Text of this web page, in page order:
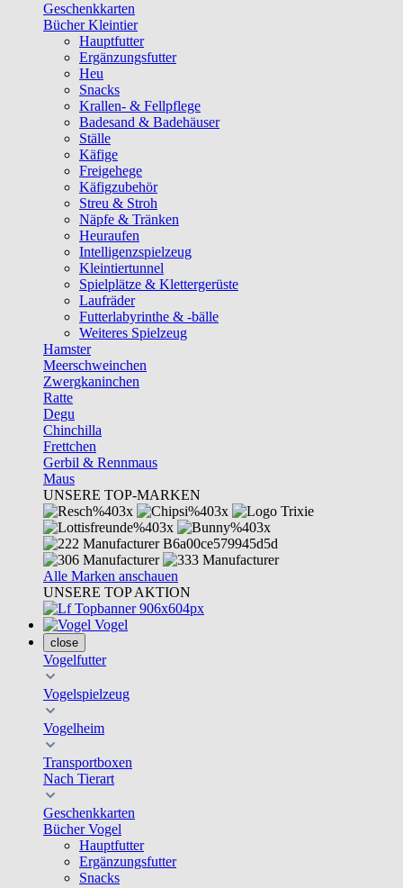
Geschenkkarten
Bücher Kleintier
Hauptfutter
Ergänzungsfutter
Heu
Snacks
Krallen- & Fellpflege
Badesand & Badehäuser
Ställe
Käfige
Freigehege
Käfigzubehör
Streu & Stroh
Näpfe & Tränken
Heuraufen
Intelligenzspielzeug
Kleintiertunnel
Spielplätze & Klettergerüste
Laufräder
Futterlabyrinthe & -bälle
Weiteres Spielzeug
Hamster
Meerschweinchen
Zwergkaninchen
Ratte
Degu
Chinchilla
Frettchen
Gerbil & Rennmaus
Maus
UNSERE TOP-MARKEN
Alle Marken anschauen
UNSERE TOP AKTION
Vogel
close
Vogelfutter
Vogelspielzeug
Vogelheim
Transportboxen
Nach Tierart
Geschenkkarten
Bücher Vogel
Hauptfutter
Ergänzungsfutter
Snacks